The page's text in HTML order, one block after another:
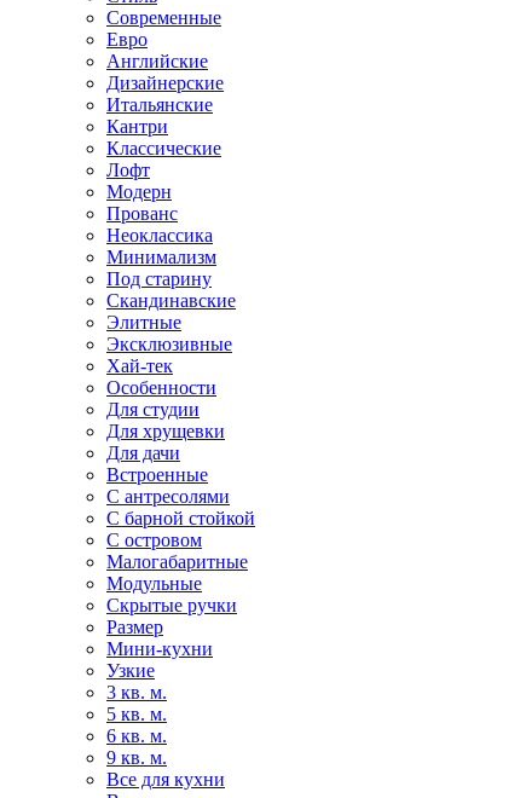
Современные
Евро
Английские
Дизайнерские
Итальянские
Кантри
Классические
Лофт
Модерн
Прованс
Неоклассика
Минимализм
Под старину
Скандинавские
Элитные
Эксклюзивные
Хай-тек
Особенности
Для студии
Для хрущевки
Для дачи
Встроенные
С антресолями
С барной стойкой
С островом
Малогабаритные
Модульные
Скрытые ручки
Размер
Мини-кухни
Узкие
3 кв. м.
5 кв. м.
6 кв. м.
9 кв. м.
Все для кухни